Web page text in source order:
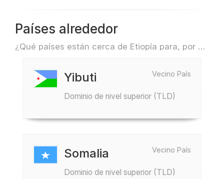
Países alrededor
¿Qué países están cerca de Etiopía para, por ejemplo, viajar o volar?
Vecino País
Yibuti
Dominio de nivel superior (TLD)
Vecino País
Somalia
Dominio de nivel superior (TLD)